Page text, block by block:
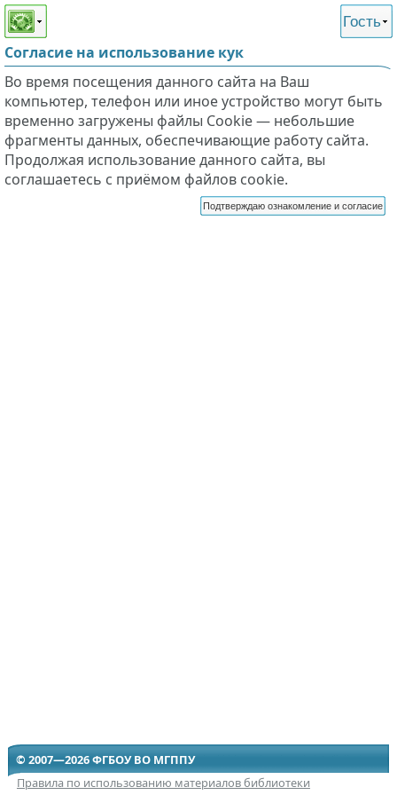
Этот сайт поддерживает
слабовидящих
Гость
Согласие на использование кук
Во время посещения данного сайта на Ваш
компьютер, телефон или иное устройство могут быть
временно загружены файлы Cookie — небольшие
фрагменты данных, обеспечивающие работу сайта.
Продолжая использование данного сайта, вы
соглашаетесь с приёмом файлов cookie.
Подтверждаю ознакомление и согласие
© 2007—2026 ФГБОУ ВО МГППУ
Правила по использованию материалов библиотеки